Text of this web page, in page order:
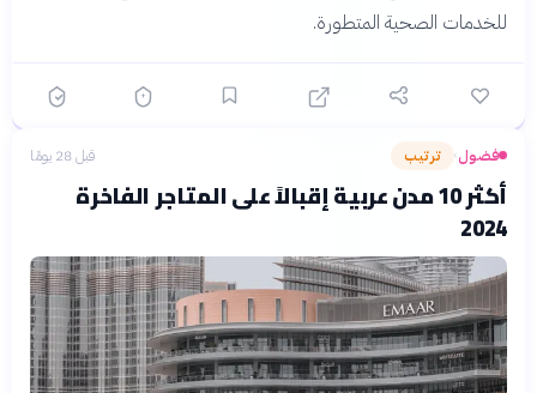
للخدمات الصحية المتطورة.
فضول› ترتيب قبل 28 يومًا
أكثر 10 مدن عربية إقبالاً على المتاجر الفاخرة
2024